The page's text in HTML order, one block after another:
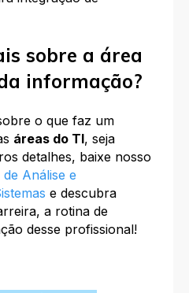
sobre a área
informação?
o que faz um
áreas do TI, seja
detalhes, baixe nosso
Análise e
e descubra
a rotina de
desse profissional!